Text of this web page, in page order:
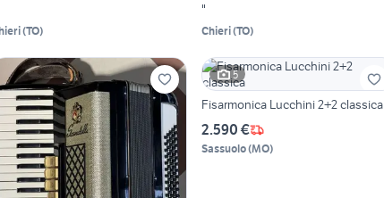
(TO)
"
Chieri(TO)
5
Fisarmonica Lucchini 2+2 classica
2.590 €
Sassuolo(MO)